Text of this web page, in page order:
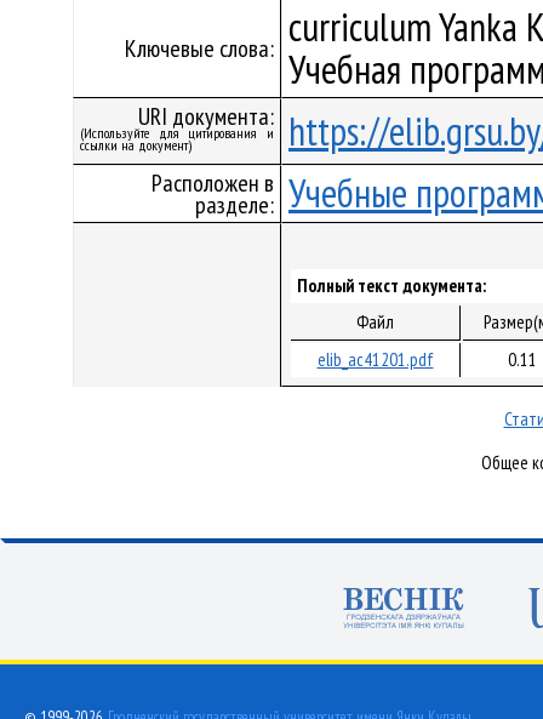
Ключевые слова: curriculum Yanka
Учебная
URI документа:
(Используйте для цитирования и
ссылки на документ) https://
Расположен в
разделе: Учебные
Полный текст документа:
Файл
elib_ac41201.pdf
0.11
Общее